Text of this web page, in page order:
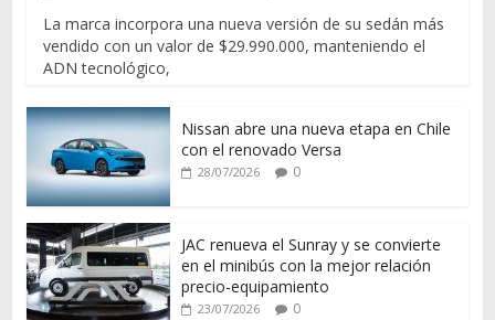
La marca incorpora una nueva versión de su sedán más
vendido con un valor de $29.990.000, manteniendo el
ADN tecnológico,
Nissan abre una nueva etapa en Chile
con el renovado Versa
28/07/2026 0
JAC renueva el Sunray y se convierte
en el minibús con la mejor relación
precio-equipamiento
23/07/2026 0